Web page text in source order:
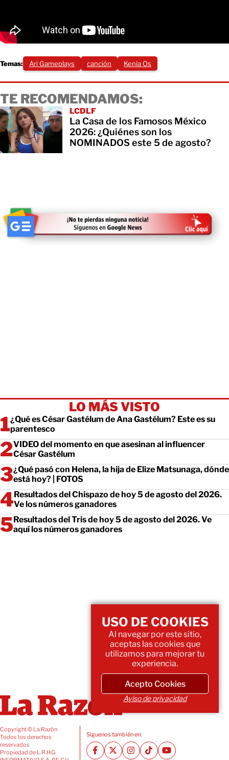
Temas: Ari Gameplays canción Kenia Os
TE RECOMENDAMOS:
LCDLF
La Casa de los Famosos México
2026: ¿Quiénes son los
NOMINADOS este 5 de agosto?
LO MÁS VISTO
¿Qué es César Gastélum de Ana Gastélum? Este es su
parentesco
VIDEO del momento en que asesinan al influencer
César Gastélum
¿Qué pasó con Helena, la hija de Elize Matsunaga, dónde
está hoy? | FOTOS
Resultados del Chispazo de hoy 5 de agosto del 2026.
Ve los números ganadores
Resultados del Tris de hoy 5 de agosto del 2026. Ve
aquí los números ganadores
Copyright © La Razón
Todos los derechos
reservados
Propiedad de L.R.H.G.
Siguenos también en:
USO DE COOKIES
Al navegar por este sitio,
aceptas las cookies que
utilizamos para mejorar tu
experiencia.
Acepto Cookies
Aviso de privacidad